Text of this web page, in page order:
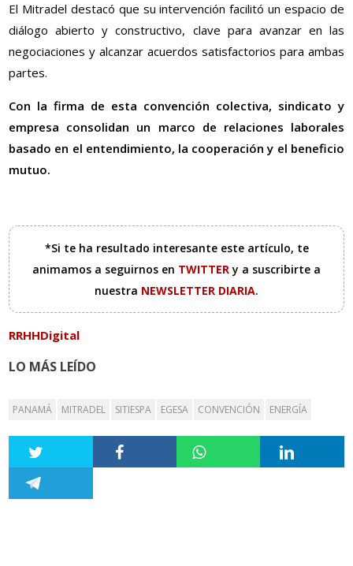
El Mitradel destacó que su intervención facilitó un espacio de
diálogo abierto y constructivo, clave para avanzar en las
negociaciones y alcanzar acuerdos satisfactorios para ambas
partes.
Con la firma de esta convención colectiva, sindicato y
empresa consolidan un marco de relaciones laborales
basado en el entendimiento, la cooperación y el beneficio
mutuo.
*Si te ha resultado interesante este artículo, te
animamos a seguirnos en TWITTERy a suscribirte a
nuestra NEWSLETTER DIARIA.
RRHHDigital
LO MÁS LEÍDO
PANAMÁ MITRADEL SITIESPA EGESA CONVENCIÓN ENERGÍA